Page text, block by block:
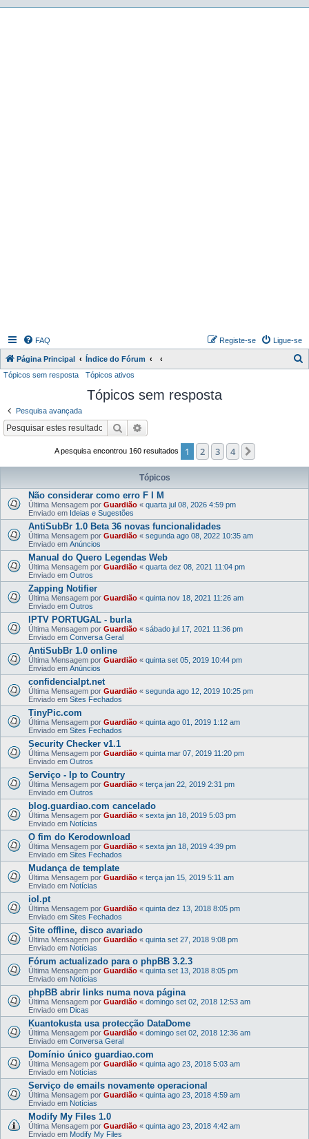
FAQ Ligue-se
Registe-se
Página Principal Índice do Fórum
r
Tópicos sem resposta Tópicos ativos
Tópicos sem resposta
Pesquisa avançada
Pesquisar
A pesquisa encontrou 160 resultados 1 2 3 4
Tópicos
Não considerar como erro F I M
Última Mensagem por Guardião « quarta jul 08, 2026 4:59 pm
Enviado em Ideias e Sugestões
AntiSubBr 1.0 Beta 36 novas funcionalidades
Última Mensagem por Guardião « segunda ago 08, 2022 10:35 am
Enviado em Anúncios
Manual do Quero Legendas Web
Última Mensagem por Guardião « quarta dez 08, 2021 11:04 pm
Enviado em Outros
Zapping Notifier
Última Mensagem por Guardião « quinta nov 18, 2021 11:26 am
Enviado em Outros
IPTV PORTUGAL - burla
Última Mensagem por Guardião « sábado jul 17, 2021 11:36 pm
Enviado em Conversa Geral
AntiSubBr 1.0 online
Última Mensagem por Guardião « quinta set 05, 2019 10:44 pm
Enviado em Anúncios
confidencialpt.net
Última Mensagem por Guardião « segunda ago 12, 2019 10:25 pm
Enviado em Sites Fechados
TinyPic.com
Última Mensagem por Guardião « quinta ago 01, 2019 1:12 am
Enviado em Sites Fechados
Security Checker v1.1
Última Mensagem por Guardião « quinta mar 07, 2019 11:20 pm
Enviado em Outros
Serviço - Ip to Country
Última Mensagem por Guardião « terça jan 22, 2019 2:31 pm
Enviado em Outros
blog.guardiao.com cancelado
Última Mensagem por Guardião « sexta jan 18, 2019 5:03 pm
Enviado em Notícias
O fim do Kerodownload
Última Mensagem por Guardião « sexta jan 18, 2019 4:39 pm
Enviado em Sites Fechados
Mudança de template
Última Mensagem por Guardião « terça jan 15, 2019 5:11 am
Enviado em Notícias
iol.pt
Última Mensagem por Guardião « quinta dez 13, 2018 8:05 pm
Enviado em Sites Fechados
Site offline, disco avariado
Última Mensagem por Guardião « quinta set 27, 2018 9:08 pm
Enviado em Notícias
Fórum actualizado para o phpBB 3.2.3
Última Mensagem por Guardião « quinta set 13, 2018 8:05 pm
Enviado em Notícias
phpBB abrir links numa nova página
Última Mensagem por Guardião « domingo set 02, 2018 12:53 am
Enviado em Dicas
Kuantokusta usa protecção DataDome
Última Mensagem por Guardião « domingo set 02, 2018 12:36 am
Enviado em Conversa Geral
Domínio único guardiao.com
Última Mensagem por Guardião « quinta ago 23, 2018 5:03 am
Enviado em Notícias
Serviço de emails novamente operacional
Última Mensagem por Guardião « quinta ago 23, 2018 4:59 am
Enviado em Notícias
Modify My Files 1.0
Última Mensagem por Guardião « quinta ago 23, 2018 4:42 am
Enviado em Modify My Files